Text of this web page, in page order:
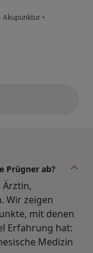
Akupunktur •
Prügner ab?
Ärztin,
Wir zeigen
mit denen
Erfahrung hat:
Medizin